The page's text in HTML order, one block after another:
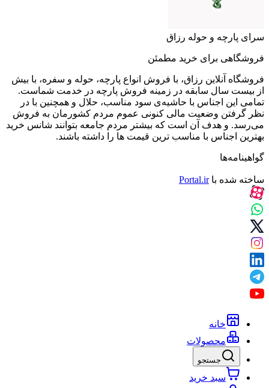
سرای پارچه و حوله رزاق
فروشگاهی برای خرید مطمئن
فروشگاه آنلاین رزاق، با فروش انواع پارچه، حوله و سفره، با بیش
از بیست سال سابقه در زمینه فروش پارچه در خدمت شماست.
تمامی این اجناس با حاشیه‌ی سود مناسب، حلال و همچنین با در
نظر گرفتن وضعیت مالی کنونی عموم مردم کشورمان به فروش
می‌رسد. و هدف آن است که بیشتر مردم جامعه بتوانند شانس خرید
بهترین اجناس با مناسب ترین قیمت ها را داشته باشند.
گواهینامه‌ها
ساخته شده باPortal.ir
خانه
محصولات
جستجو
سبد خرید